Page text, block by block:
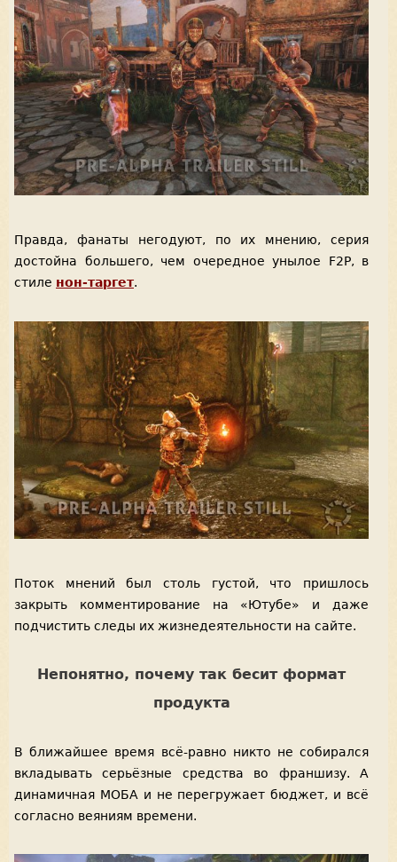
Правда, фанаты негодуют, по их мнению, серия
достойна большего, чем очередное унылое F2P, в
стиле нон-таргет.
Поток мнений был столь густой, что пришлось
закрыть комментирование на «Ютубе» и даже
подчистить следы их жизнедеятельности на сайте.
Непонятно, почему так бесит формат
продукта
В ближайшее время всё-равно никто не собирался
вкладывать серьёзные средства во франшизу. А
динамичная МОБА и не перегружает бюджет, и всё
согласно веяниям времени.